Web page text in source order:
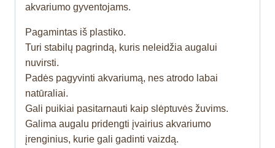
akvariumo gyventojams.
Pagamintas iš plastiko.
Turi stabilų pagrindą, kuris neleidžia augalui
nuvirsti.
Padės pagyvinti akvariumą, nes atrodo labai
natūraliai.
Gali puikiai pasitarnauti kaip slėptuvės žuvims.
Galima augalu pridengti įvairius akvariumo
įrenginius, kurie gali gadinti vaizdą.